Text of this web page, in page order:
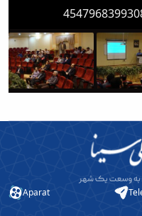
Aparat